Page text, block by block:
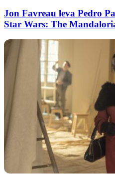
Jon Favreau leva Pedro
Star Wars: The